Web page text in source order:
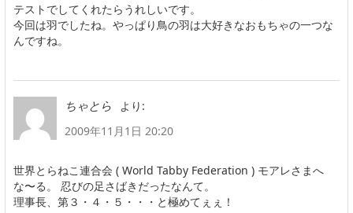
テストでしてくれたらうれしいです。
今回は羽でしたね。やっぱり鳥の羽は大好きなおもちゃの一つな
んですね。
ちゃとら
より:
2009年11月1日 20:20
世界とらねこ連合会 ( World Tabby Federation ) モアレさまへ
な〜る。 忍びの足さばきだったなんて。
理事長、第３・４・５・・・と極めてぇぇ！